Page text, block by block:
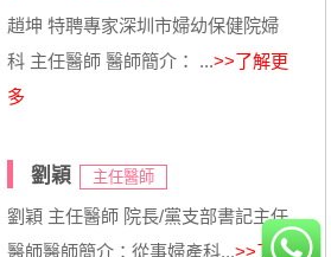
趙坤 特聘專家深圳市婦幼保健院婦
科 主任醫師 醫師簡介： ...>>了解更
多
劉穎 主任醫師
劉穎 主任醫師 院長/黨支部書記主任
醫師醫師簡介：從事婦產科...>>了